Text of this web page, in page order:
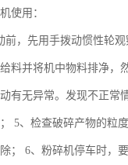
使用：
前，先用手拨动惯性轮
料并将机中物料排净，
有无异常。发现不正常
5、检查破碎产物的粒
； 6、粉碎机停车时，